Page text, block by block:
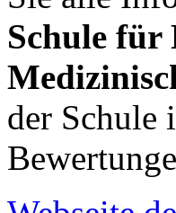
Schule für
der Schule